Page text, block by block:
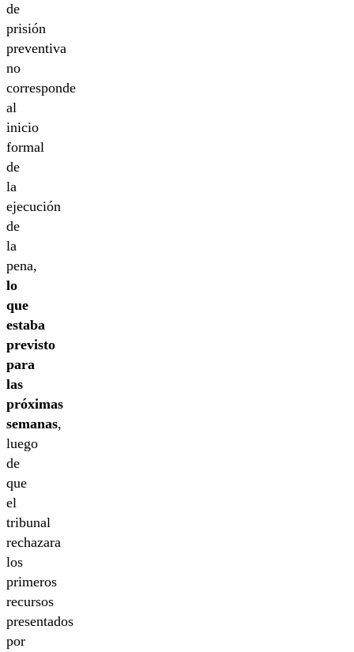
de
prisión
preventiva
no
corresponde
al
inicio
formal
de
la
ejecución
de
la
pena,
lo
que
estaba
previsto
para
las
próximas
semanas,
luego
de
que
el
tribunal
rechazara
los
primeros
recursos
presentados
por